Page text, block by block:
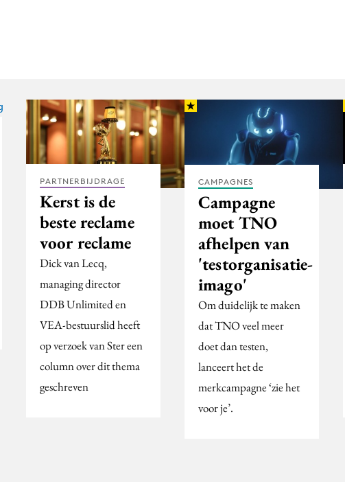
PARTNERBIJDRAGE
Kerst is de
beste reclame
voor reclame
Dick van Lecq,
managing director
DDB Unlimited en
VEA-bestuurslid heeft
op verzoek van Ster een
column over dit thema
geschreven
CAMPAGNES
Campagne
moet TNO
afhelpen van
'testorganisatie-
imago'
Om duidelijk te maken
dat TNO veel meer
doet dan testen,
lanceert het de
merkcampagne ‘zie het
voor je’.